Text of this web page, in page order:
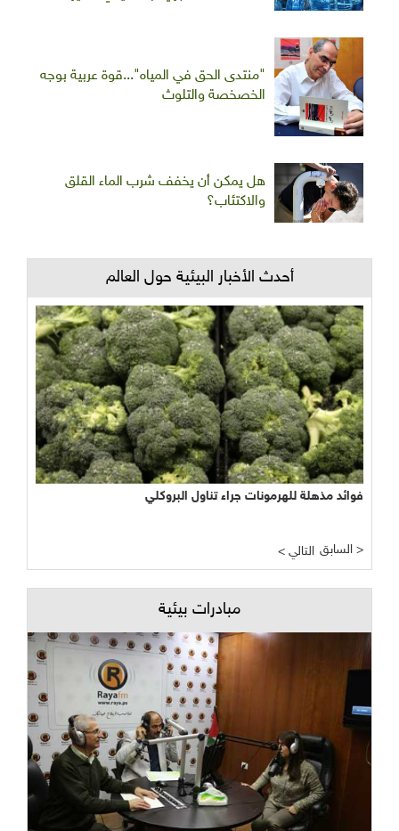
"منتدى الحق في المياه"...قوة عربية بوجه
الخصخصة والتلوث
هل يمكن أن يخفف شرب الماء القلق
والاكتئاب؟
أحدث الأخبار البيئية حول العالم
فوائد مذهلة للهرمونات جراء تناول البروكلي
< التالي السابق >
مبادرات بيئية